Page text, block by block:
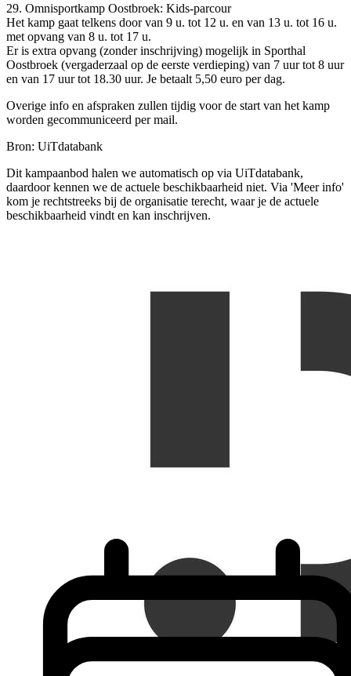
29. Omnisportkamp Oostbroek: Kids-parcour
Het kamp gaat telkens door van 9 u. tot 12 u. en van 13 u. tot 16 u.
met opvang van 8 u. tot 17 u.
Er is extra opvang (zonder inschrijving) mogelijk in Sporthal
Oostbroek (vergaderzaal op de eerste verdieping) van 7 uur tot 8 uur
en van 17 uur tot 18.30 uur. Je betaalt 5,50 euro per dag.
Overige info en afspraken zullen tijdig voor de start van het kamp
worden gecommuniceerd per mail.
Bron: UiTdatabank
Dit kampaanbod halen we automatisch op via UiTdatabank,
daardoor kennen we de actuele beschikbaarheid niet. Via 'Meer info'
kom je rechtstreeks bij de organisatie terecht, waar je de actuele
beschikbaarheid vindt en kan inschrijven.